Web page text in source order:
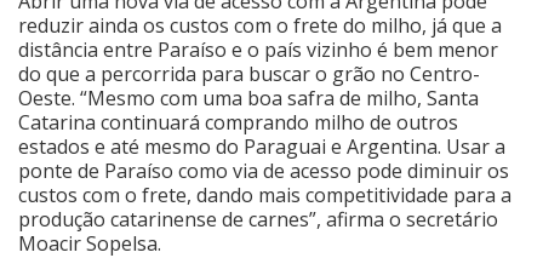
reduzir ainda os custos com o frete do milho, já que a
distância entre Paraíso e o país vizinho é bem menor
do que a percorrida para buscar o grão no Centro-
Oeste. “Mesmo com uma boa safra de milho, Santa
Catarina continuará comprando milho de outros
estados e até mesmo do Paraguai e Argentina. Usar a
ponte de Paraíso como via de acesso pode diminuir os
custos com o frete, dando mais competitividade para a
produção catarinense de carnes”, afirma o secretário
Moacir Sopelsa.